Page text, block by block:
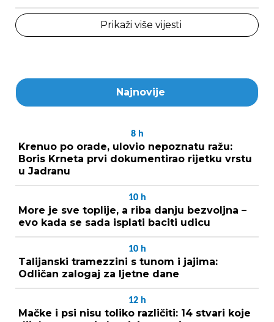
Prikaži više vijesti
Najnovije
8 h
Krenuo po orade, ulovio nepoznatu ražu:
Boris Krneta prvi dokumentirao rijetku vrstu
u Jadranu
10 h
More je sve toplije, a riba danju bezvoljna –
evo kada se sada isplati baciti udicu
10 h
Talijanski tramezzini s tunom i jajima:
Odličan zalogaj za ljetne dane
12 h
Mačke i psi nisu toliko različiti: 14 stvari koje